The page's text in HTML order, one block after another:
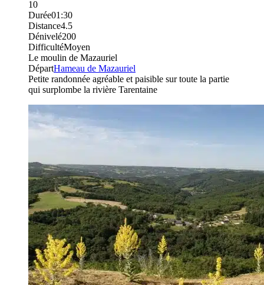
10
Durée01:30
Distance4.5
Dénivelé200
DifficultéMoyen
Le moulin de Mazauriel
DépartHameau de Mazauriel
Petite randonnée agréable et paisible sur toute la partie
qui surplombe la rivière Tarentaine